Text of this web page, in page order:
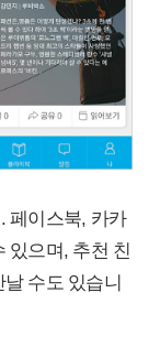
페이스북, 카카
있으며, 추천 친
수도 있습니